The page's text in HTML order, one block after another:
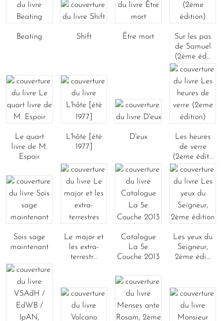
Beating Shift Être mort
Sur les pas
de Samuel
(2ème éd...
Le quart
livre de M.
Espoir
L'hôte [été
1977]
D'eux
Les heures
de verre
(2eme édit...
Sois sage
maintenant
Le major et
les extra-
terrestr...
Catalogue
La 5e
Couche 2013
Les yeux du
Seigneur,
2ème édi...